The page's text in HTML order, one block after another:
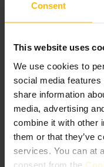
Consent
This website uses
We use cookies to
social media
share information
media, advertising
combine it with other
them or that they’ve
services. You can at
consent from the
À quoi s'attendre
Un espace calme le jour
dégustation rapide, tables
sur les vins. Menu axé sur
sur des plats copieux.